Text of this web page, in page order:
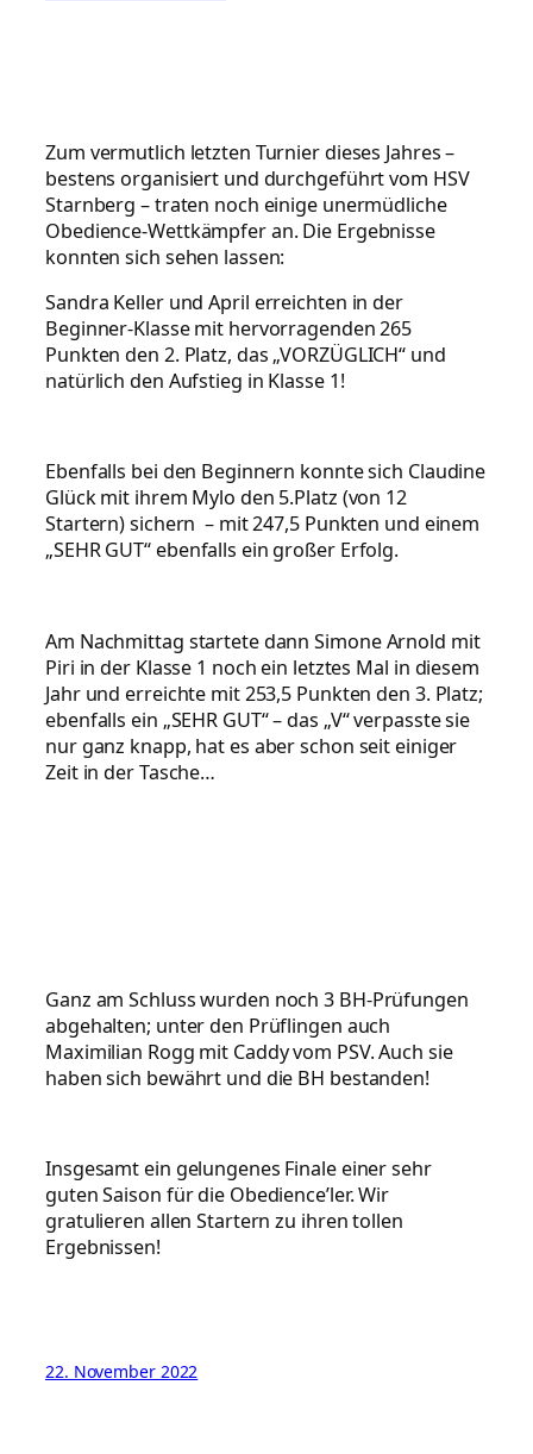
Zum vermutlich letzten Turnier dieses Jahres –
bestens organisiert und durchgeführt vom HSV
Starnberg – traten noch einige unermüdliche
Obedience-Wettkämpfer an. Die Ergebnisse
konnten sich sehen lassen:
Sandra Keller und April erreichten in der
Beginner-Klasse mit hervorragenden 265
Punkten den 2. Platz, das „VORZÜGLICH“ und
natürlich den Aufstieg in Klasse 1!
Ebenfalls bei den Beginnern konnte sich Claudine
Glück mit ihrem Mylo den 5.Platz (von 12
Startern) sichern – mit 247,5 Punkten und einem
„SEHR GUT“ ebenfalls ein großer Erfolg.
Am Nachmittag startete dannSimone Arnold mit
Piri in der Klasse 1 noch ein letztes Mal in diesem
Jahr und erreichte mit 253,5 Punkten den 3. Platz;
ebenfalls ein „SEHR GUT“ – das „V“ verpasste sie
nur ganz knapp, hat es aber schon seit einiger
Zeit in der Tasche…
Ganz am Schluss wurden noch 3 BH-Prüfungen
abgehalten; unter den Prüflingen auch
Maximilian Rogg mit Caddy vom PSV. Auch sie
haben sich bewährt und die BH bestanden!
Insgesamt ein gelungenes Finale einer sehr
guten Saison für die Obedience’ler. Wir
gratulieren allen Startern zu ihren tollen
Ergebnissen!
22. November 2022